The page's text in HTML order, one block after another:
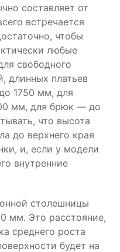
составляет от
встречается
чтобы
любые
свободного
длинных платьев
1750 мм, для
мм, для брюк — до
что высота
до верхнего края
и, если у модели
внутренние
столешницы
мм. Это расстояние,
среднего роста
будет на